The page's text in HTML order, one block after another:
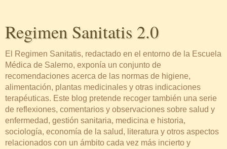
Regimen Sanitatis 2.0
El Regimen Sanitatis, redactado en el entorno de la Escuela
Médica de Salerno, exponía un conjunto de
recomendaciones acerca de las normas de higiene,
alimentación, plantas medicinales y otras indicaciones
terapéuticas. Este blog pretende recoger también una serie
de reflexiones, comentarios y observaciones sobre salud y
enfermedad, gestión sanitaria, medicina e historia,
sociología, economía de la salud, literatura y otros aspectos
relacionados con un ámbito cada vez más incierto y